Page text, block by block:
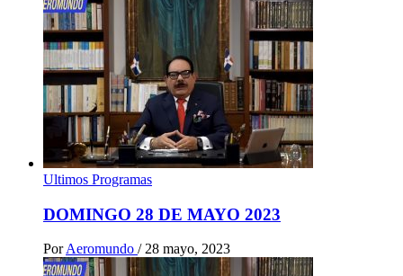
Ultimos Programas
DOMINGO 28 DE MAYO 2023
Por Aeromundo / 28 mayo, 2023